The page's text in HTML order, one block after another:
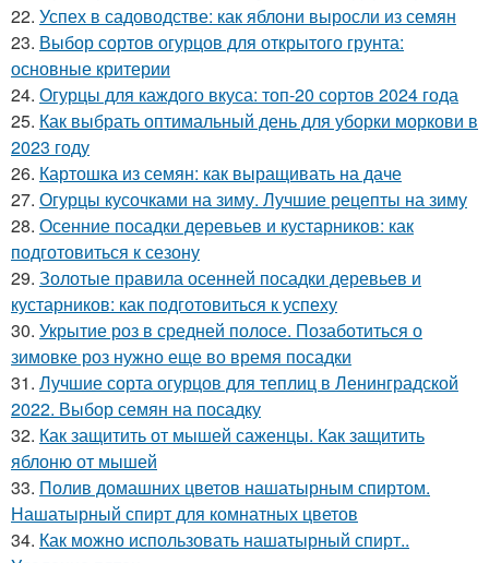
22. Успех в садоводстве: как яблони выросли из семян
23. Выбор сортов огурцов для открытого грунта:
основные критерии
24. Огурцы для каждого вкуса: топ-20 сортов 2024 года
25. Как выбрать оптимальный день для уборки моркови в
2023 году
26. Картошка из семян: как выращивать на даче
27. Огурцы кусочками на зиму. Лучшие рецепты на зиму
28. Осенние посадки деревьев и кустарников: как
подготовиться к сезону
29. Золотые правила осенней посадки деревьев и
кустарников: как подготовиться к успеху
30. Укрытие роз в средней полосе. Позаботиться о
зимовке роз нужно еще во время посадки
31. Лучшие сорта огурцов для теплиц в Ленинградской
2022. Выбор семян на посадку
32. Как защитить от мышей саженцы. Как защитить
яблоню от мышей
33. Полив домашних цветов нашатырным спиртом.
Нашатырный спирт для комнатных цветов
34. Как можно использовать нашатырный спирт..